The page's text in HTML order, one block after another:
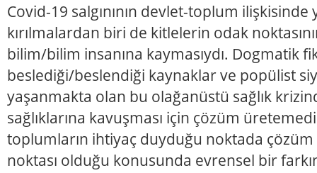
Covid-19 salgınının devlet-toplum ilişkisinde
kırılmalardan biri de kitlelerin odak
bilim/bilim insanına kaymasıydı. Dogmatik
beslediği/beslendiği kaynaklar ve popülist
yaşanmakta olan bu olağanüstü sağlık
sağlıklarına kavuşması için çözüm
toplumların ihtiyaç duyduğu noktada çözüm
noktası olduğu konusunda evrensel bir